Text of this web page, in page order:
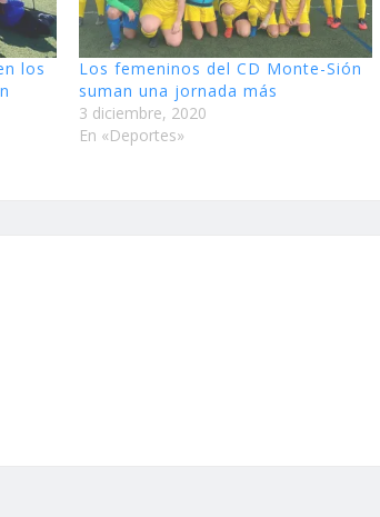
los
Los femeninos del CD Monte-Sión
suman una jornada más
3 diciembre, 2020
En «Deportes»